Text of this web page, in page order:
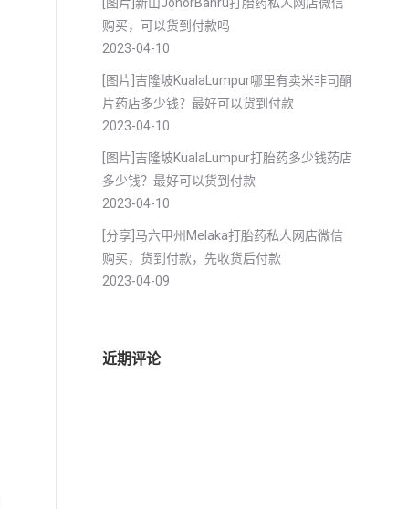
购买，可以货到付款吗
2023-04-10
[图片]吉隆坡KualaLumpur哪里有卖米非司酮
片药店多少钱？最好可以货到付款
2023-04-10
[图片]吉隆坡KualaLumpur打胎药多少钱药店
多少钱？最好可以货到付款
2023-04-10
[分享]马六甲州Melaka打胎药私人网店微信
购买，货到付款，先收货后付款
2023-04-09
近期评论